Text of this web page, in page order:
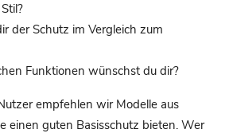
der Schutz im Vergleich zum
Funktionen wünschst du dir?
empfehlen wir Modelle aus
einen guten Basisschutz bieten. Wer